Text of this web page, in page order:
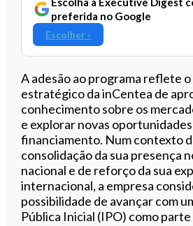
preferida no Google
Escolher ›
A adesão ao programa reflete
estratégico da inCentea de
conhecimento sobre os
e explorar novas
financiamento. Num contexto
consolidação da sua presença
nacional e de reforço da sua
internacional, a empresa
possibilidade de avançar com
Pública Inicial (IPO) como